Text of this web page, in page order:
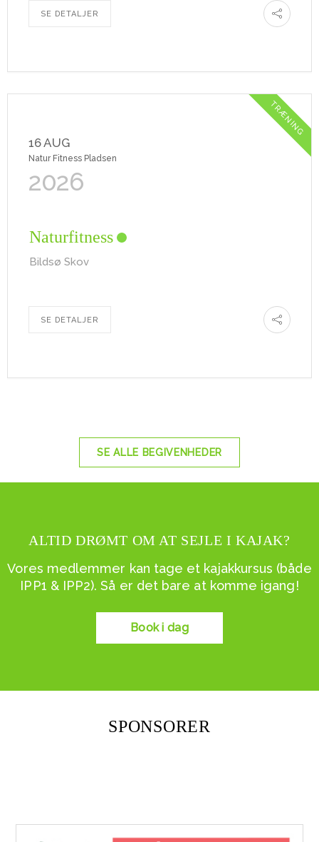
SE DETALJER
16 AUG
Natur Fitness Pladsen
TRÆNING
2026
Naturfitness
Bildsø Skov
SE DETALJER
SE ALLE BEGIVENHEDER
ALTID DRØMT OM AT SEJLE I KAJAK?
Vores medlemmer kan tage et kajakkursus (både
IPP1 & IPP2). Så er det bare at komme igang!
Book i dag
SPONSORER